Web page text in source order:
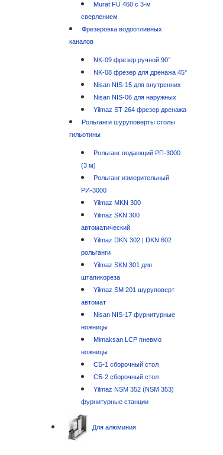
Murat FU 460 с 3-м
сверлением
Фрезеровка водоотливных
каналов
NK-09 фрезер ручной 90°
NK-08 фрезер для дренажа 45°
Nisan NIS-15 для внутренних
Nisan NIS-06 для наружных
Yilmaz ST 264 фрезер дренажа
Рольганги шуруповерты столы
гильотины
Рольганг подающий РП-3000
(3 м)
Рольганг измерительный
РИ-3000
Yilmaz MKN 300
Yilmaz SKN 300
автоматический
Yilmaz DKN 302 | DKN 602
рольганги
Yilmaz SKN 301 для
штапикореза
Yilmaz SM 201 шуруповерт
автомат
Nisan NIS-17 фурнитурные
ножницы
Mimaksan LCP пневмо
ножницы
СБ-1 сборочный стол
СБ-2 сборочный стол
Yilmaz NSM 352 (NSM 353)
фурнитурные станции
Для алюминия